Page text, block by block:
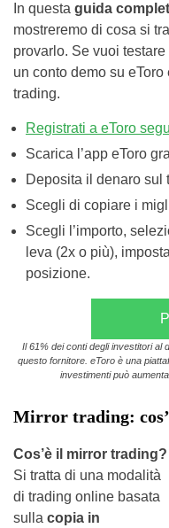
In questa guida
mostreremo di cosa si
provarlo. Se vuoi
un conto demo su
trading.
Registrati a eToro
Scarica l’app eToro
Deposita il denaro sul
Scegli di copiare i
Scegli l’importo,
leva (2x o più),
posizione.
Il 61% dei conti degli investitori al
questo fornitore. eToro è una
investimenti può
Mirror trading:
Cos’è il mirror trading?
Si tratta di una modalità
di trading online basata
sulla copia in